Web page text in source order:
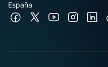
España